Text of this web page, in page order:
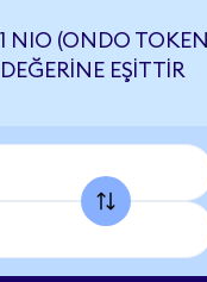
NIO (ONDO
EŞITTIR